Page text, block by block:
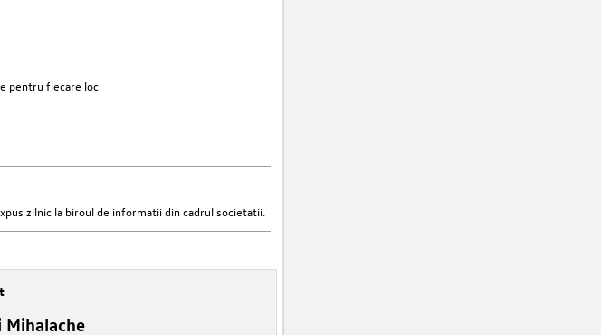
pentru fiecare loc
zilnic la biroul de informatii din cadrul societatii.
Mihalache